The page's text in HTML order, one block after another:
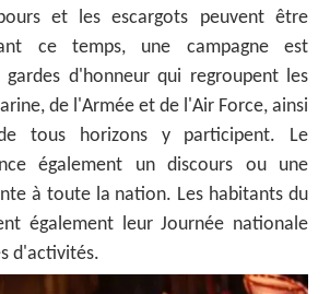
et les escargots peuvent être
ce temps, une campagne est
d'honneur qui regroupent les
de l'Armée et de l'Air Force, ainsi
tous horizons y participent. Le
également un discours ou une
à toute la nation. Les habitants du
également leur Journée nationale
d'activités.